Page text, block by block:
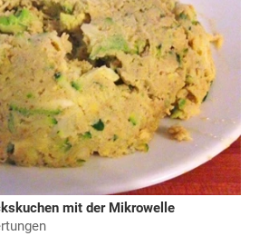
mit der Mikrowelle